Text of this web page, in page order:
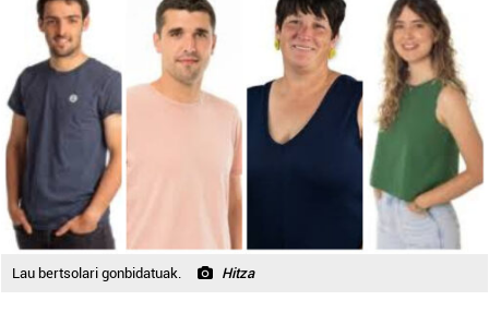
Lau bertsolari gonbidatuak. Hitza